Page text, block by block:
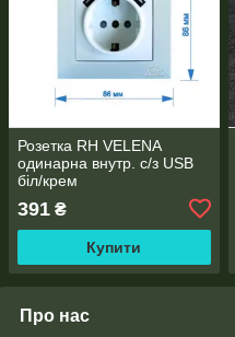
Розетка RH VELENA
одинарна внутр. c/з USB
біл/крем
391 ₴
Купити
Про нас